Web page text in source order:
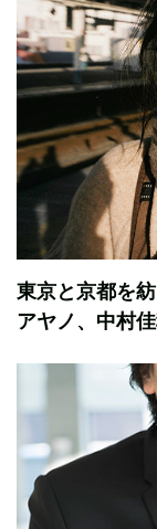
東京と京都を
アヤノ、中村